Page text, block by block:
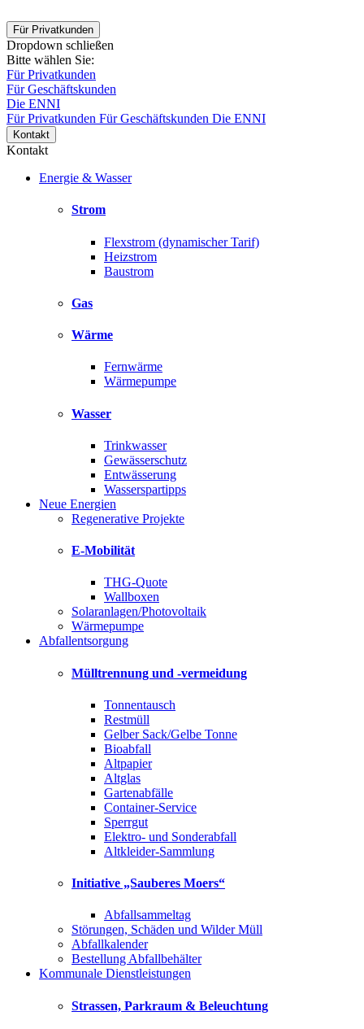
Für Privatkunden
Dropdown schließen
Bitte wählen Sie:
Für Privatkunden
Für Geschäftskunden
Die ENNI
Für Privatkunden Für Geschäftskunden Die ENNI
Kontakt
Kontakt
Energie & Wasser
Strom
Flexstrom (dynamischer Tarif)
Heizstrom
Baustrom
Gas
Wärme
Fernwärme
Wärmepumpe
Wasser
Trinkwasser
Gewässerschutz
Entwässerung
Wasserspartipps
Neue Energien
Regenerative Projekte
E-Mobilität
THG-Quote
Wallboxen
Solaranlagen/Photovoltaik
Wärmepumpe
Abfallentsorgung
Mülltrennung und -vermeidung
Tonnentausch
Restmüll
Gelber Sack/Gelbe Tonne
Bioabfall
Altpapier
Altglas
Gartenabfälle
Container-Service
Sperrgut
Elektro- und Sonderabfall
Altkleider-Sammlung
Initiative „Sauberes Moers“
Abfallsammeltag
Störungen, Schäden und Wilder Müll
Abfallkalender
Bestellung Abfallbehälter
Kommunale Dienstleistungen
Strassen, Parkraum & Beleuchtung